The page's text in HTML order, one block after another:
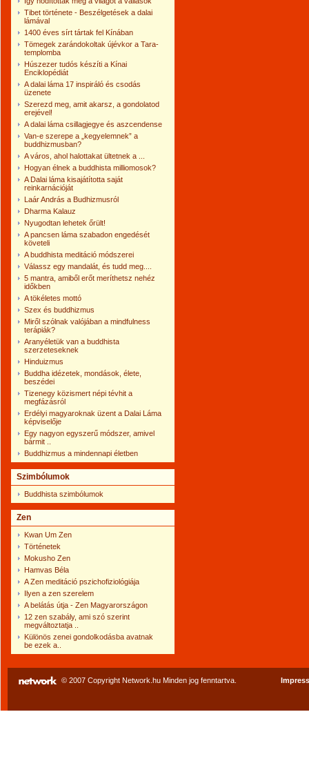
Tibet története - Beszélgetések a dalai
lámával
1400 éves sírt tártak fel Kínában
Tömegek zarándokoltak újévkor a Tara-
templomba
Húszezer tudós készíti a Kínai
Enciklopédiát
A dalai láma 17 inspiráló és csodás
üzenete
Szerezd meg, amit akarsz, a gondolatod
erejével!
A dalai láma csillagjegye és aszcendense
Van-e szerepe a „kegyelemnek” a
buddhizmusban?
A város, ahol halottakat ültetnek a ...
Hogyan élnek a buddhista milliomosok?
A Dalai láma kisajátította saját
reinkarnációját
Laár András a Budhizmusról
Dharma Kalauz
Nyugodtan lehetek őrült!
A pancsen láma szabadon engedését
követeli
A buddhista meditáció módszerei
Válassz egy mandalát, és tudd meg....
5 mantra, amiből erőt meríthetsz nehéz
időkben
A tökéletes mottó
Szex és buddhizmus
Miről szólnak valójában a mindfulness
terápiák?
Aranyéletük van a buddhista
szerzeteseknek
Hinduizmus
Buddha idézetek, mondások, élete,
beszédei
Tizenegy közismert népi tévhit a
megfázásról
Erdélyi magyaroknak üzent a Dalai Láma
képviselője
Egy nagyon egyszerű módszer, amivel
bármit ..
Buddhizmus a mindennapi életben
Szimbólumok
Buddhista szimbólumok
Zen
Kwan Um Zen
Történetek
Mokusho Zen
Hamvas Béla
A Zen meditáció pszichofiziológiája
Ilyen a zen szerelem
A belátás útja - Zen Magyarországon
12 zen szabály, ami szó szerint
megváltoztatja ..
Különös zenei gondolkodásba avatnak
be ezek a..
© 2007 Copyright Network.hu Minden jog fenntartva.